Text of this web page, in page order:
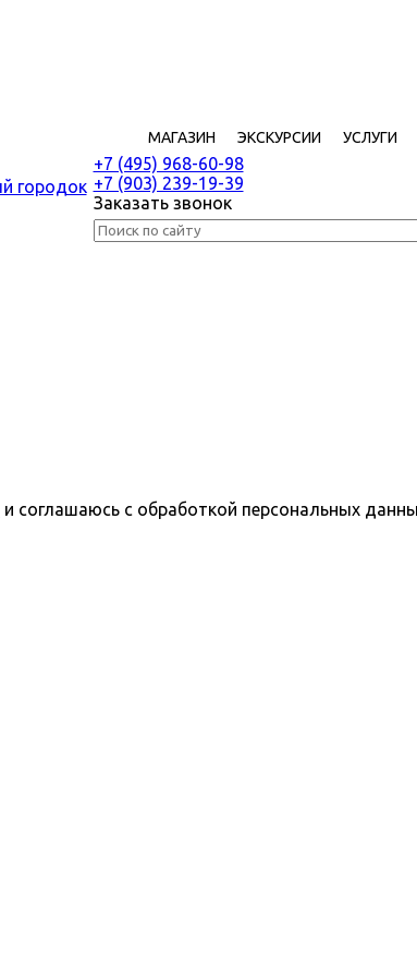
МАГАЗИН ЭКСКУРСИИ УСЛУГИ
+7 (495) 968-60-98
+7 (903) 239-19-39
Заказать звонок
и соглашаюсь с обработкой персональных